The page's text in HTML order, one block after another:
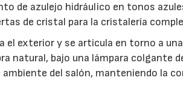
de azulejo hidráulico en tonos
de cristal para la cristalería
el exterior y se articula en torno a
natural, bajo una lámpara colgante
del salón, manteniendo la